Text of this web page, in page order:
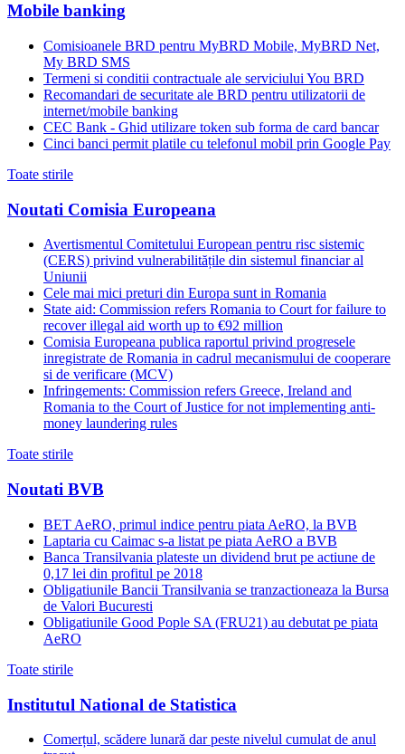
Mobile banking
Comisioanele BRD pentru MyBRD Mobile, MyBRD Net,
My BRD SMS
Termeni si conditii contractuale ale serviciului You BRD
Recomandari de securitate ale BRD pentru utilizatorii de
internet/mobile banking
CEC Bank - Ghid utilizare token sub forma de card bancar
Cinci banci permit platile cu telefonul mobil prin Google Pay
Toate stirile
Noutati Comisia Europeana
Avertismentul Comitetului European pentru risc sistemic
(CERS) privind vulnerabilitățile din sistemul financiar al
Uniunii
Cele mai mici preturi din Europa sunt in Romania
State aid: Commission refers Romania to Court for failure to
recover illegal aid worth up to €92 million
Comisia Europeana publica raportul privind progresele
inregistrate de Romania in cadrul mecanismului de cooperare
si de verificare (MCV)
Infringements: Commission refers Greece, Ireland and
Romania to the Court of Justice for not implementing anti-
money laundering rules
Toate stirile
Noutati BVB
BET AeRO, primul indice pentru piata AeRO, la BVB
Laptaria cu Caimac s-a listat pe piata AeRO a BVB
Banca Transilvania plateste un dividend brut pe actiune de
0,17 lei din profitul pe 2018
Obligatiunile Bancii Transilvania se tranzactioneaza la Bursa
de Valori Bucuresti
Obligatiunile Good Pople SA (FRU21) au debutat pe piata
AeRO
Toate stirile
Institutul National de Statistica
Comerțul, scădere lunară dar peste nivelul cumulat de anul